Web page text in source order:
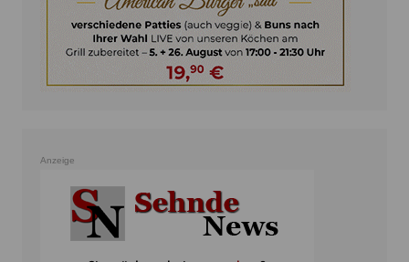
Anzeige